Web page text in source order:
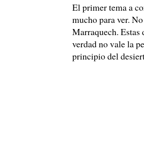
El primer tema a
mucho para ver.
Marraquech. Estas
verdad no vale la
principio del